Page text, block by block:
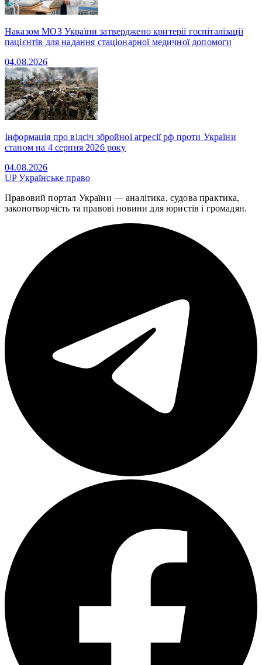
Наказом МОЗ України затверджено критерії госпіталізації
пацієнтів для надання стаціонарної медичної допомоги
04.08.2026
Інформація про відсіч збройної агресії рф проти України
станом на 4 серпня 2026 року
04.08.2026
UPУкраїнське право
Правовий портал України — аналітика, судова практика,
законотворчість та правові новини для юристів і громадян.